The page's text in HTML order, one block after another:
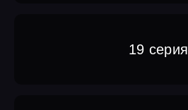
19 серия